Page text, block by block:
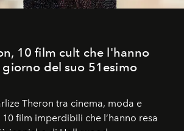
10 film cult che l'hanno
giorno del suo 51esimo
Theron tra cinema, moda e
film imperdibili che l’hanno resa